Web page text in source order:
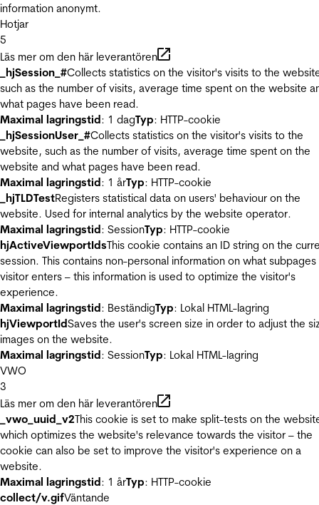
information anonymt.
Hotjar
5
Läs mer om den här leverantören
_hjSession_#Collects statistics on the visitor's visits to the
such as the number of visits, average time spent on the website
what pages have been read.
Maximal lagringstid: 1 dagTyp: HTTP-cookie
_hjSessionUser_#Collects statistics on the visitor's visits to the
website, such as the number of visits, average time spent on the
website and what pages have been read.
Maximal lagringstid: 1 årTyp: HTTP-cookie
_hjTLDTestRegisters statistical data on users' behaviour on the
website. Used for internal analytics by the website operator.
Maximal lagringstid: SessionTyp: HTTP-cookie
hjActiveViewportIdsThis cookie contains an ID string on the
session. This contains non-personal information on what
visitor enters – this information is used to optimize the visitor's
experience.
Maximal lagringstid: BeständigTyp: Lokal HTML-lagring
hjViewportIdSaves the user's screen size in order to adjust the
images on the website.
Maximal lagringstid: SessionTyp: Lokal HTML-lagring
VWO
3
Läs mer om den här leverantören
_vwo_uuid_v2This cookie is set to make split-tests on the
which optimizes the website's relevance towards the visitor – the
cookie can also be set to improve the visitor's experience on a
website.
Maximal lagringstid: 1 årTyp: HTTP-cookie
collect/v.gifVäntande